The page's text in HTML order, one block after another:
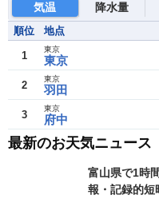
気温 降水量
順位 地点
1 東京
東京
2 羽田
東京
3 府中
東京
最新のお天気ニュース
富山県で1時
報・記録的短